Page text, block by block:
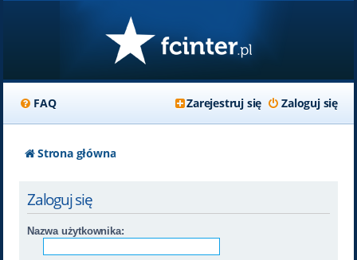
FAQ Zaloguj się
Zarejestruj się
Strona główna
Zaloguj się
Nazwa użytkownika: